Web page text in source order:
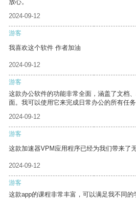
放心。
2024-09-12
游客
我喜欢这个软件 作者加油
2024-09-12
游客
这款办公软件的功能非常全面，涵盖了文档
面。我可以使用它来完成日常办公的所有任务
2024-09-12
游客
这款加速器VPM应用程序已经为我们带来了
2024-09-12
游客
这款app的课程非常丰富，可以满足我不同的